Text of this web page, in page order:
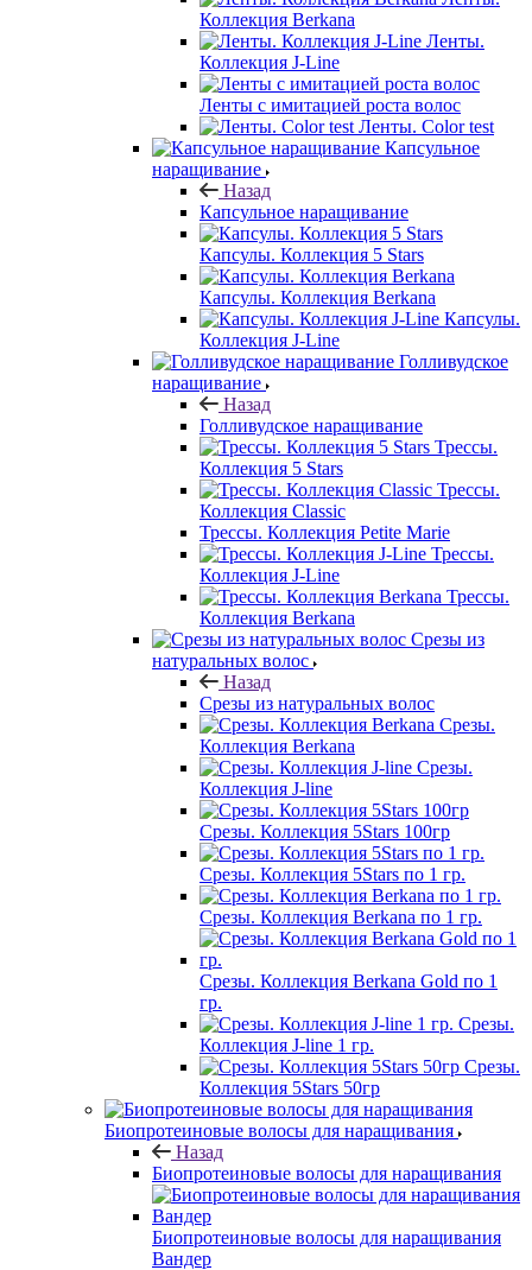
Коллекция Berkana
Ленты.
Коллекция J-Line
Ленты с имитацией роста волос
Ленты. Color test
Капсульное
наращивание
Назад
Капсульное наращивание
Капсулы. Коллекция 5 Stars
Капсулы. Коллекция Berkana
Капсулы.
Коллекция J-Line
Голливудское
наращивание
Назад
Голливудское наращивание
Трессы.
Коллекция 5 Stars
Трессы.
Коллекция Classic
Трессы. Коллекция Petite Marie
Трессы.
Коллекция J-Line
Трессы.
Коллекция Berkana
Срезы из
натуральных волос
Назад
Срезы из натуральных волос
Срезы.
Коллекция Berkana
Срезы.
Коллекция J-line
Срезы. Коллекция 5Stars 100гр
Срезы. Коллекция 5Stars по 1 гр.
Срезы. Коллекция Berkana по 1 гр.
Срезы. Коллекция Berkana Gold по 1
гр.
Срезы.
Коллекция J-line 1 гр.
Срезы.
Коллекция 5Stars 50гр
Биопротеиновые волосы для наращивания
Назад
Биопротеиновые волосы для наращивания
Биопротеиновые волосы для наращивания
Вандер